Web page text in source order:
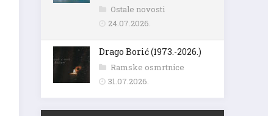
Ostale novosti
24.07.2026.
Drago Borić (1973.-2026.)
Ramske osmrtnice
31.07.2026.